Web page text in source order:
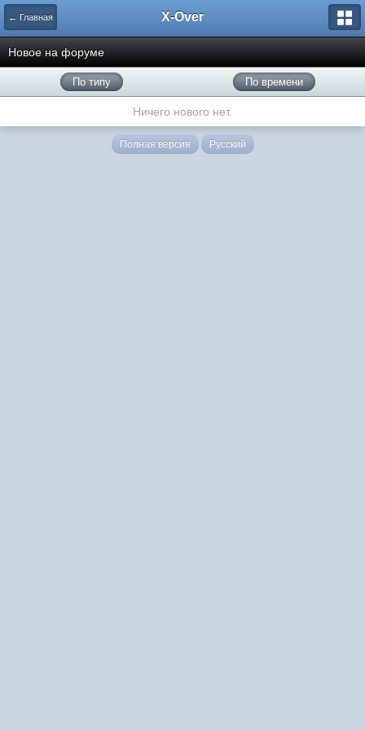
← Главная X-Over
Новое на форуме
По типу По времени
Ничего нового нет.
Полная версия Русский